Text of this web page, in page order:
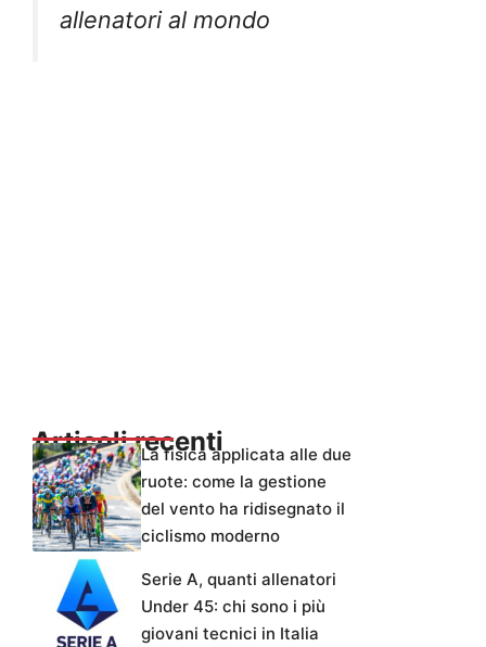
allenatori al mondo
Articoli recentiLa fisica applicata alle due
ruote: come la gestione
del vento ha ridisegnato il
ciclismo moderno
Serie A, quanti allenatori
Under 45: chi sono i più
giovani tecnici in Italia